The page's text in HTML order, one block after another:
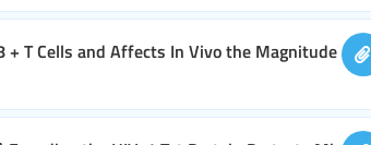
T Cells and Affects In Vivo the Magnitude and